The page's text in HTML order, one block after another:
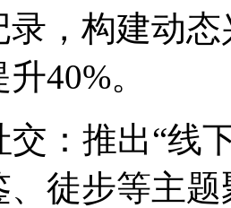
录，构建动
40%。
交：推出“线
、徒步等主